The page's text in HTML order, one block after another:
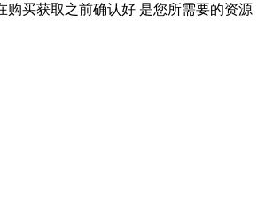
买获取之前确认好 是您所需要的资源